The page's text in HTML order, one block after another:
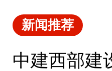
新闻推荐
中建西部建